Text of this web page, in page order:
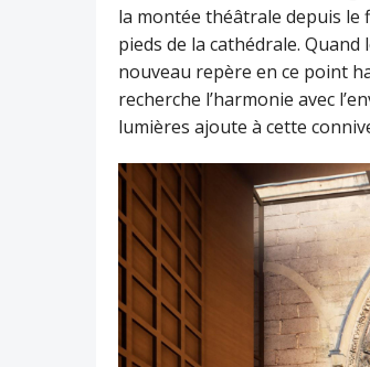
la montée théâtrale depuis le
pieds de la cathédrale. Quand
nouveau repère en ce point
recherche l’harmonie avec
lumières ajoute à cette